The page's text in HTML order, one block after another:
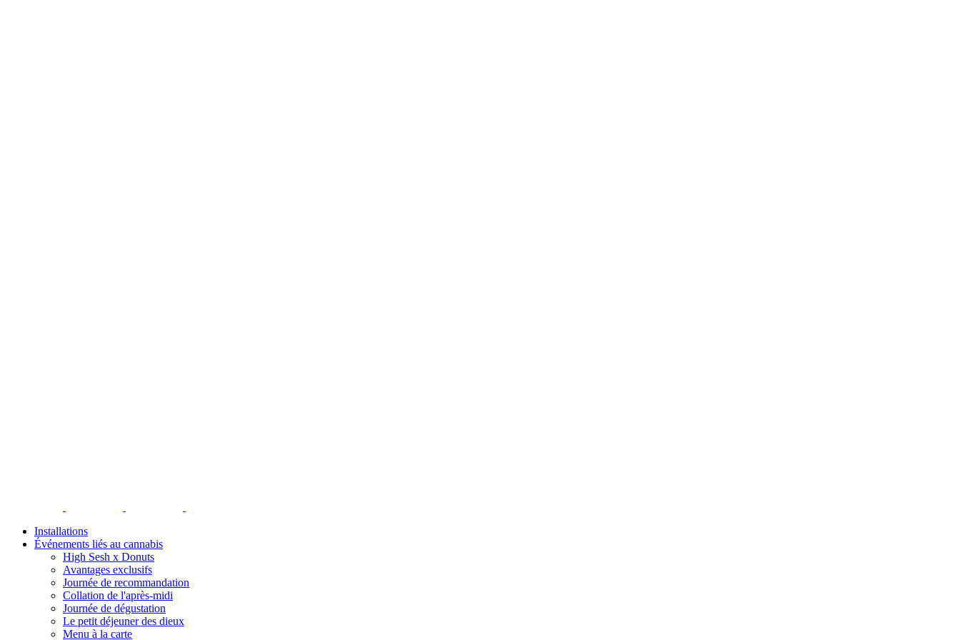
Installations
Événements liés au cannabis
High Sesh x Donuts
Avantages exclusifs
Journée de recommandation
Collation de l'après-midi
Journée de dégustation
Le petit déjeuner des dieux
Menu à la carte